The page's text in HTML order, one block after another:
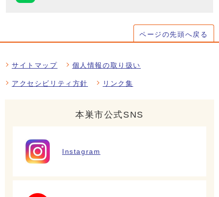
ページの先頭へ戻る
サイトマップ 個人情報の取り扱い
アクセシビリティ方針 リンク集
本巣市公式SNS
Instagram